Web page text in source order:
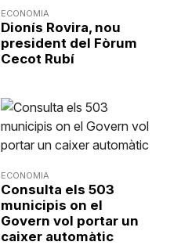
ECONOMIA
Dionís Rovira, nou
president del Fòrum
Cecot Rubí
ECONOMIA
Consulta els 503
municipis on el
Govern vol portar un
caixer automàtic